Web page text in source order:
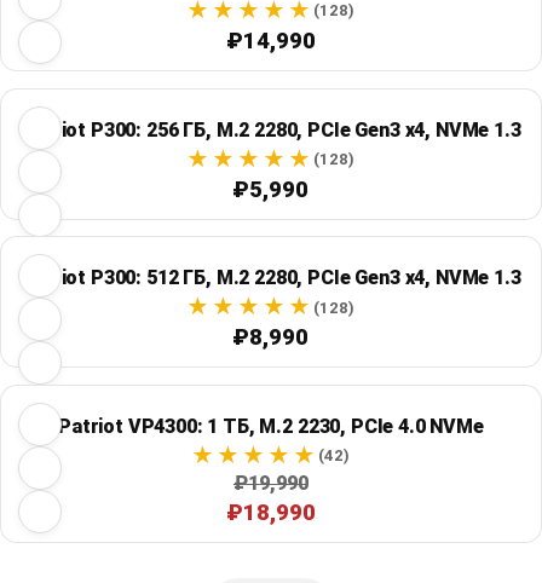
(128)
₽14,990
Patriot P300: 256 ГБ, M.2 2280, PCIe Gen3 x4, NVMe 1.3
(128)
₽5,990
Patriot P300: 512 ГБ, M.2 2280, PCIe Gen3 x4, NVMe 1.3
(128)
₽8,990
Patriot VP4300: 1 ТБ, M.2 2230, PCIe 4.0 NVMe
(42)
₽19,990
₽18,990